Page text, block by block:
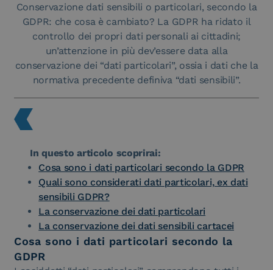
Conservazione dati sensibili o particolari, secondo la
GDPR: che cosa è cambiato? La GDPR ha ridato il
controllo dei propri dati personali ai cittadini;
un’attenzione in più dev’essere data alla
conservazione dei “dati particolari”, ossia i dati che la
normativa precedente definiva “dati sensibili”.
In questo articolo scoprirai:
Cosa sono i dati particolari secondo la GDPR
Quali sono considerati dati particolari, ex dati
sensibili GDPR?
La conservazione dei dati particolari
La conservazione dei dati sensibili cartacei
Cosa sono i dati particolari secondo la
GDPR